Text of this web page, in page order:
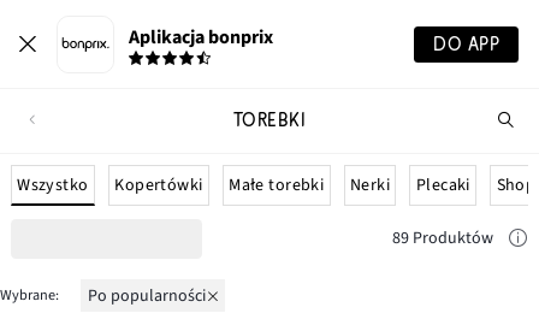
Aplikacja bonprix DO APP
TOREBKI
Wszystko Kopertówki Małe torebki Nerki Plecaki
89 Produktów
Wybrane: po popularności